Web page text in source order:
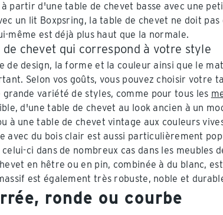
partir d'une table de chevet basse avec une
un lit Boxpsring, la table de chevet ne doit
même est déjà plus haut que la normale.
chevet qui correspond à votre style
de design, la forme et la couleur ainsi que le
Selon vos goûts, vous pouvez choisir votre
grande variété de styles, comme pour tous les
d'une table de chevet au look ancien à un
à une table de chevet vintage aux couleurs
avec du bois clair est aussi particulièrement
ci dans de nombreux cas dans les meubles
en hêtre ou en pin, combinée à du blanc,
est également très robuste, noble et
ronde ou courbe